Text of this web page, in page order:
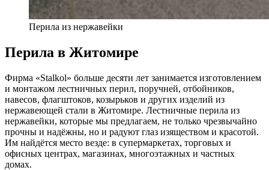
Перила из нержавейки
Перила в Житомире
Фирма «Stalkol» больше десяти лет занимается изготовлением
и монтажом лестничных перил, поручней, отбойников,
навесов, флагштоков, козырьков и других изделий из
нержавеющей стали в Житомире. Лестничные перила из
нержавейки, которые мы предлагаем, не только чрезвычайно
прочны и надёжны, но и радуют глаз изяществом и красотой.
Им найдётся место везде: в супермаркетах, торговых и
офисных центрах, магазинах, многоэтажных и частных
домах.